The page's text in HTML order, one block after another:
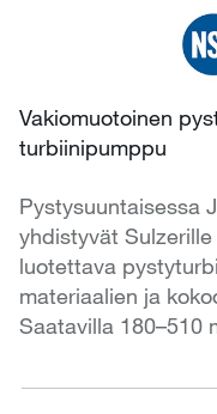
Vakiomuotoinen
turbiinipumppu
Pystysuuntaisessa
yhdistyvät
luotettava
materiaalien ja
Saatavilla 180–510